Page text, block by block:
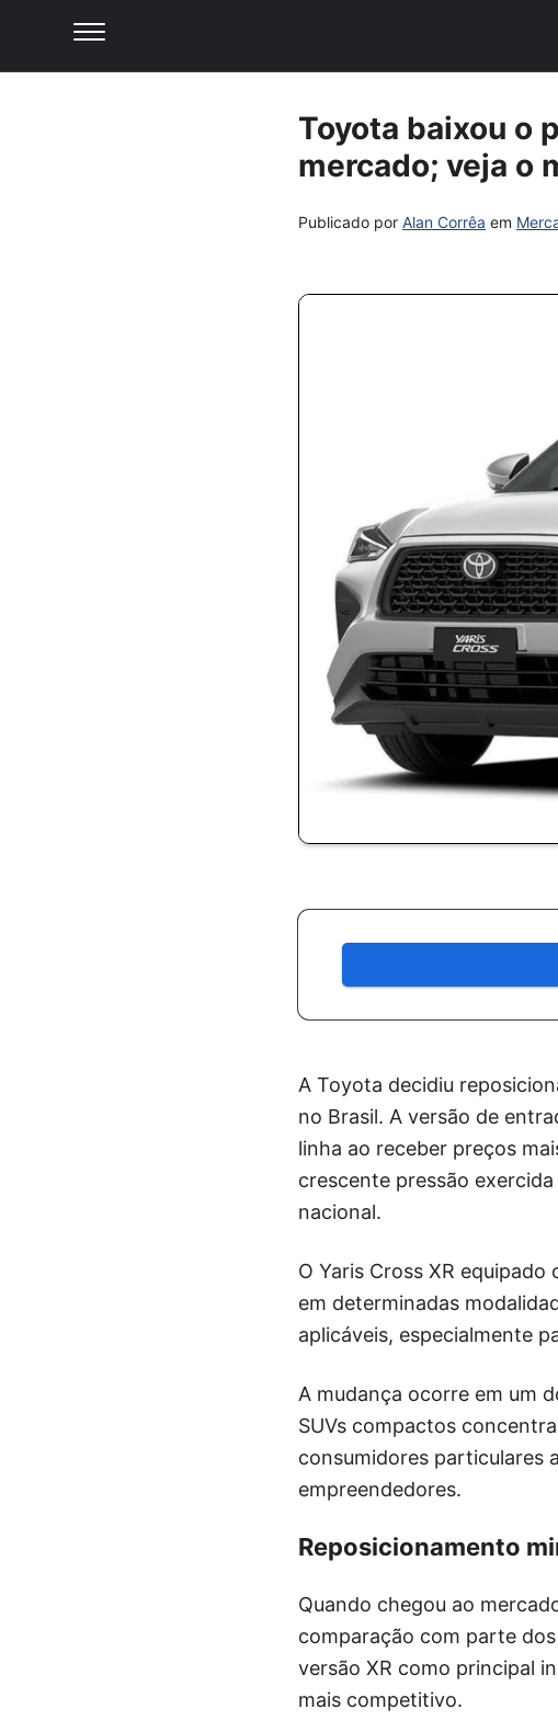
Toyota baixou o
mercado; veja o
Publicado por Alan Corrêa em
A Toyota decidiu
no Brasil. A versão de
linha ao receber preços
crescente pressão
nacional.
O Yaris Cross XR
em determinadas
aplicáveis, especialmente
A mudança ocorre em um
SUVs compactos
consumidores particulares
empreendedores.
Reposicionamento
Quando chegou ao
comparação com parte
versão XR como principal
mais competitivo.